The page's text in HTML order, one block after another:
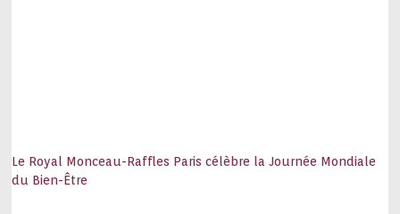
Le Royal Monceau-Raffles Paris célèbre la Journée Mondiale
du Bien-Être